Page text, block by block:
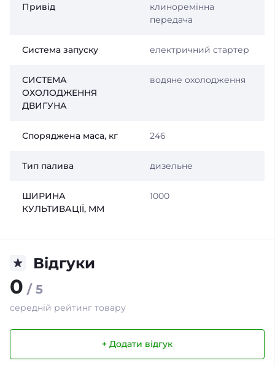
Привід
клиноремінна
передача
Система запуску електричний стартер
СИСТЕМА
ОХОЛОДЖЕННЯ
ДВИГУНА
водяне охолодження
Споряджена маса, кг 246
Тип палива дизельне
ШИРИНА
КУЛЬТИВАЦІЇ, ММ
1000
Відгуки
0 / 5
середній рейтинг товару
+ Додати відгук